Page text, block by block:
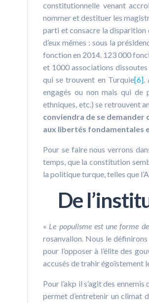
constitutionnelle venant
nommer et destituer les
parti et consacre la disparition
d’eux mêmes : sous la
fonction en 2014. 123 000
et 1000 associations
qui se trouvent en Turquie[6].
engagés ou non mais qui de
ethniques, etc.) se retrouvent
conviendra de se demander
aux libertés fondamentales
Pour se faire nous verrons
temps, que la constitution
la politique turque, telles que
De
« Le populisme est une forme
rosanvallon. Nous le
pour l’opposer à l’élite des
accusés de trahir égoïstement
Pour l’akp il s’agit des
permet d’entretenir un climat